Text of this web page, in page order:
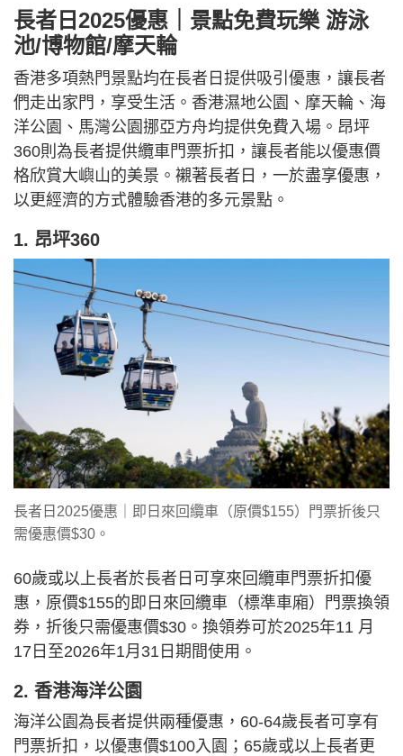
長者日2025優惠｜景點免費玩樂 游泳
池/博物館/摩天輪
香港多項熱門景點均在長者日提供吸引優惠，讓長者
們走出家門，享受生活。香港濕地公園、摩天輪、海
洋公園、馬灣公園挪亞方舟均提供免費入場。昂坪
360則為長者提供纜車門票折扣，讓長者能以優惠價
格欣賞大嶼山的美景。襯著長者日，一於盡享優惠，
以更經濟的方式體驗香港的多元景點。
1. 昂坪360
長者日2025優惠｜即日來回纜車（原價$155）門票折後只
需優惠價$30。
60歲或以上長者於長者日可享來回纜車門票折扣優
惠，原價$155的即日來回纜車（標準車廂）門票換領
券，折後只需優惠價$30。換領券可於2025年11 月
17日至2026年1月31日期間使用。
2. 香港海洋公園
海洋公園為長者提供兩種優惠，60-64歲長者可享有
門票折扣，以優惠價$100入園；65歲或以上長者更